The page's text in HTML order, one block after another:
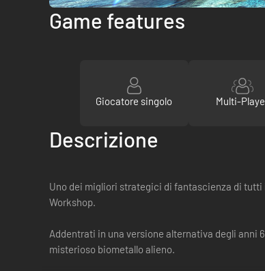
Game features
Giocatore singolo Multi-
Descrizione
Uno dei migliori strategici di fantascienza di
Workshop.
Addentrati in una versione alternativa degli anni
misterioso biometallo alieno.